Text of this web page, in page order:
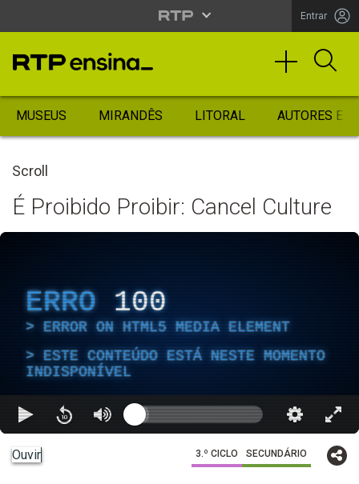
Entrar
MUSEUS MIRANDÊS LITORAL AUTORES
Scroll
É Proibido Proibir: Cancel Culture
ERRO 100
ERROR ON HTML5 MEDIA ELEMENT
ESTE CONTEÚDO ESTÁ NESTE MOMENTO
INDISPONÍVEL
Ouvir 3.º CICLO SECUNDÁRIO